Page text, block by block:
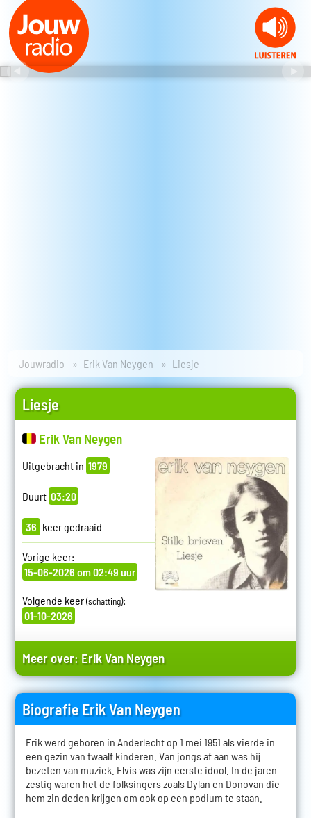
Jouwradio Erik Van Neygen Liesje
Liesje
Erik Van Neygen
Uitgebracht in 1979
Duurt 03:20
36 keer gedraaid
Vorige keer:
15-06-2026 om 02:49 uur
Volgende keer(schatting):
01-10-2026
Meer over: Erik Van Neygen
Biografie Erik Van Neygen
Erik werd geboren in Anderlecht op 1 mei 1951 als vierde in
een gezin van twaalf kinderen. Van jongs af aan was hij
bezeten van muziek. Elvis was zijn eerste idool. In de jaren
zestig waren het de folksingers zoals Dylan en Donovan die
hem zin deden krijgen om ook op een podium te staan.